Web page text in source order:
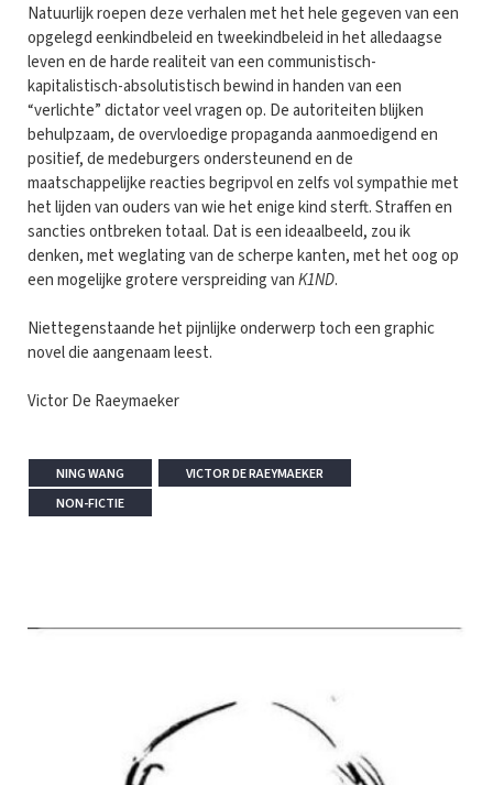
Natuurlijk roepen deze verhalen met het hele gegeven van een
opgelegd eenkindbeleid en tweekindbeleid in het alledaagse
leven en de harde realiteit van een communistisch-
kapitalistisch-absolutistisch bewind in handen van een
“verlichte” dictator veel vragen op. De autoriteiten blijken
behulpzaam, de overvloedige propaganda aanmoedigend en
positief, de medeburgers ondersteunend en de
maatschappelijke reacties begripvol en zelfs vol sympathie met
het lijden van ouders van wie het enige kind sterft. Straffen en
sancties ontbreken totaal. Dat is een ideaalbeeld, zou ik
denken, met weglating van de scherpe kanten, met het oog op
een mogelijke grotere verspreiding vanK1ND.
Niettegenstaande het pijnlijke onderwerp toch een graphic
novel die aangenaam leest.
Victor De Raeymaeker
NING WANG
VICTOR DE RAEYMAEKER
NON-FICTIE